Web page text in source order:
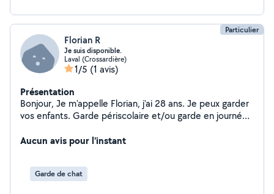
Particulier
Florian R
Je suis disponible.
Laval (Crossardière)
1/5 (1 avis)
Présentation
Bonjour, Je m'appelle Florian, j'ai 28 ans. Je peux garder
vos enfants. Garde périscolaire et/ou garde en journée
J'ai de l'expérience auprès des enfants, je suis donc
cadre de différents baby-sittings. Je suis patient, à
l'écoute et attentif auprès les enfants. Je suis quelqu'un
Aucun avis pour l'instant
Garde de chat